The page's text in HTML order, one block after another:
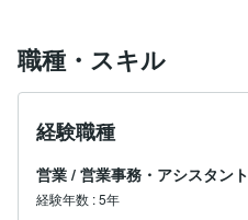
職種・スキル
経験職種
営業 / 営業事務・アシスタント
経験年数 :5年